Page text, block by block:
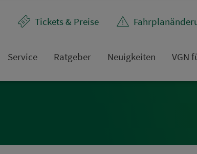
Tickets & Preise
Service Rat­ge­ber Neuigkeiten VGN